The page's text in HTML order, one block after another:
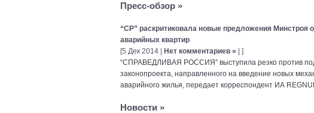
Пресс-обзор »
“СР” раскритиковала новые предложения Минстроя
аварийных квартир
[5 Дек 2014 | Нет комментариев » | ]
“СПРАВЕДЛИВАЯ РОССИЯ” выступила резко против
законопроекта, направленного на введение новых
аварийного жилья, передает корреспондент ИА
Новости »